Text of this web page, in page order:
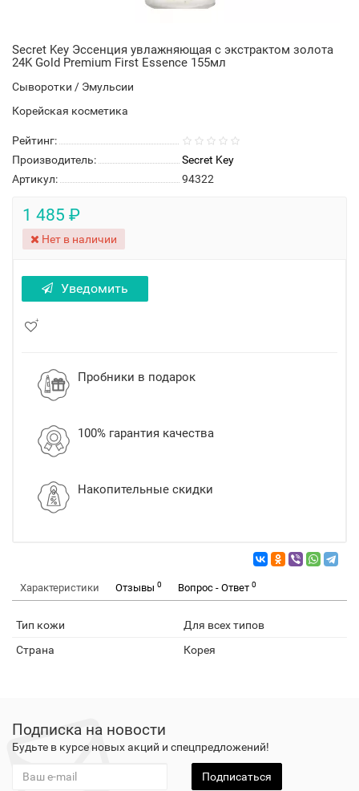
Secret Key Эссенция увлажняющая с экстрактом золота
24K Gold Premium First Essence 155мл
Сыворотки / Эмульсии
Корейская косметика
Рейтинг:
Производитель:
Secret Key
Артикул:
94322
1 485 ₽
Нет в наличии
Уведомить
Пробники в подарок
100% гарантия качества
Накопительные скидки
Характеристики Отзывы 0 Вопрос - Ответ 0
Тип кожи
Для всех типов
Страна
Корея
Подписка на новости
Будьте в курсе новых акций и спецпредложений!
Подписаться